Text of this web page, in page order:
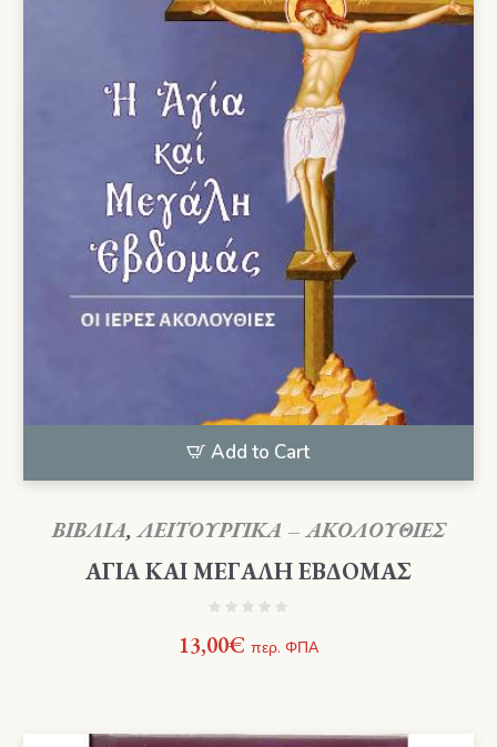
Add to Cart
ΒΙΒΛΙΑ,ΛΕΙΤΟΥΡΓΙΚΑ – ΑΚΟΛΟΥΘΙΕΣ
ΑΓΙΑ ΚΑΙ ΜΕΓΑΛΗ ΕΒΔΟΜΑΣ
13,00€ περ. ΦΠΑ